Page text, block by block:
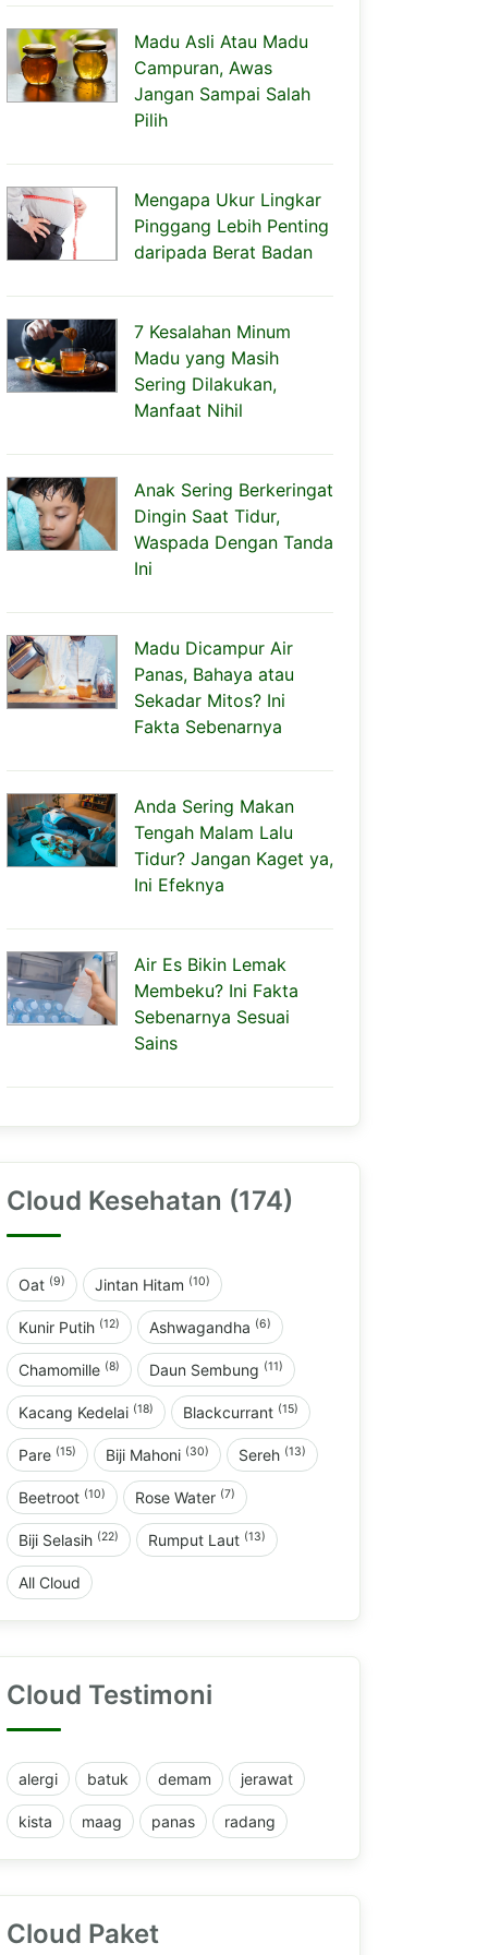
Madu Asli Atau Madu
Campuran, Awas
Jangan Sampai Salah
Pilih
Mengapa Ukur Lingkar
Pinggang Lebih Penting
daripada Berat Badan
7 Kesalahan Minum
Madu yang Masih
Sering Dilakukan,
Manfaat Nihil
Anak Sering Berkeringat
Dingin Saat Tidur,
Waspada Dengan Tanda
Ini
Madu Dicampur Air
Panas, Bahaya atau
Sekadar Mitos? Ini
Fakta Sebenarnya
Anda Sering Makan
Tengah Malam Lalu
Tidur? Jangan Kaget ya,
Ini Efeknya
Air Es Bikin Lemak
Membeku? Ini Fakta
Sebenarnya Sesuai
Sains
Cloud Kesehatan (174)
Oat (9) Jintan Hitam (10)
Kunir Putih (12) Ashwagandha (6)
Chamomille (8) Daun Sembung (11)
Kacang Kedelai (18) Blackcurrant (15)
Pare (15) Biji Mahoni (30) Sereh (13)
Beetroot (10) Rose Water (7)
Biji Selasih (22) Rumput Laut (13)
All Cloud
Cloud Testimoni
alergi batuk demam jerawat
kista maag panas radang
Cloud Paket